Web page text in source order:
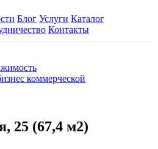
Блог Услуги Каталог
Контакты
коммерческой
25 (67,4 м2)